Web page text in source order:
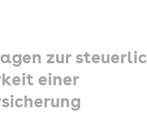
zur
einer